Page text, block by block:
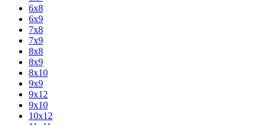
6x8
6x9
7x8
7x9
8x8
8x9
8x10
9x9
9x12
9x10
10х12